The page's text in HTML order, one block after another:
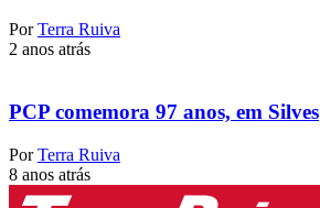
Por Terra Ruiva
2 anos atrás
PCP comemora 97 anos, em Silves
Por Terra Ruiva
8 anos atrás